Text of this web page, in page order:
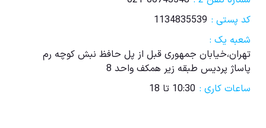
کد پستی : 1134835539
شعبه یک :
تهران،خیابان جمهوری قبل از پل حافظ نبش کوچه رم
پاساژ پردیس طبقه زیر همکف واحد 8
ساعات کاری : 10:30 تا 18